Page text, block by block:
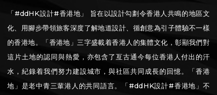
「#ddHK設計#香港地」 旨在以設計勾劃令香港人共鳴的地區文
化、用腳步帶領旅客深度了解地道設計、循創意為引子體驗不一樣
的香港地。「香港地」三字盛載着香港人的集體文化，彰顯我們對
這片土地的認同與熱愛，亦包含了亙古通今每位香港人付出的汗
水，紀錄着我們努力建設城市，與社區共同成長的回憶。「香港
地」是老中青三輩港人的共同語言。「#ddHK設計#香港地」不